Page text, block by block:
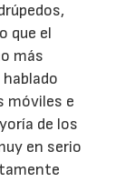
que el
más
móviles e
de los
en serio